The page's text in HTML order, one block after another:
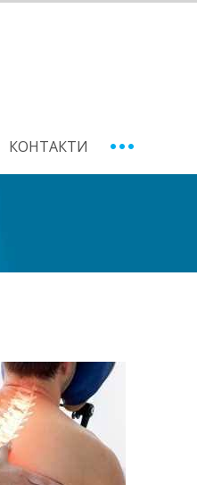
КОНТАКТИ